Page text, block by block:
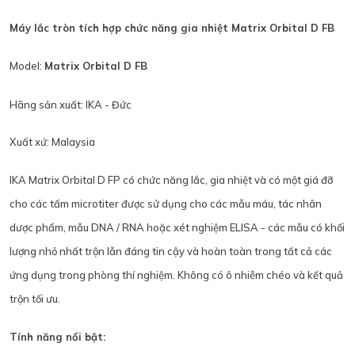
Máy lắc tròn tích hợp chức năng gia nhiệt Matrix Orbital D FB
Model: Matrix Orbital D FB
Hãng sản xuất: IKA - Đức
Xuất xứ: Malaysia
IKA Matrix Orbital D FP có chức năng lắc, gia nhiệt và có một giá đỡ
cho các tấm microtiter được sử dụng cho các mẫu máu, tác nhân
dược phẩm, mẫu DNA / RNA hoặc xét nghiệm ELISA - các mẫu có khối
lượng nhỏ nhất trộn lẫn đáng tin cậy và hoàn toàn trong tất cả các
ứng dụng trong phòng thí nghiệm. Không có ô nhiễm chéo và kết quả
trộn tối ưu.
Tính năng nổi bật: